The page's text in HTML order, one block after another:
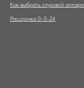
Как выбрать слуховой
Рассрочка 0-0-24